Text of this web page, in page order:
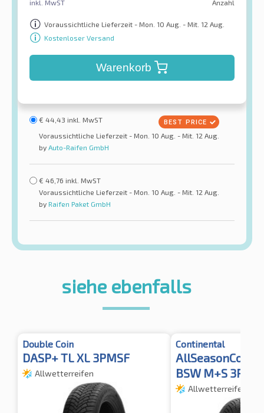
inkl. MwST Anzahl
Voraussichtliche Lieferzeit - Mon. 10 Aug. - Mit. 12 Aug.
Kostenloser Versand
Warenkorb
€ 44,43 inkl. MwST
Voraussichtliche Lieferzeit - Mon. 10 Aug. - Mit. 12 Aug.
by Auto-Raifen GmbH
€ 46,76 inkl. MwST
Voraussichtliche Lieferzeit - Mon. 10 Aug. - Mit. 12 Aug.
by Raifen Paket GmbH
siehe ebenfalls
Double Coin
DASP+ TL XL 3PMSF
Allwetterreifen
Continental
BSW M+S
Allwetterreifen